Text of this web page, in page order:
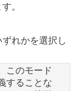
。
れかを選択し
このモード
することな